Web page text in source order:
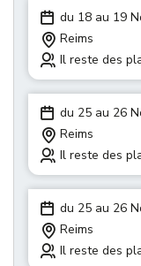
du 18 au 19
Reims
Il reste des
du 25 au 26
Reims
Il reste des
du 25 au 26
Reims
Il reste des